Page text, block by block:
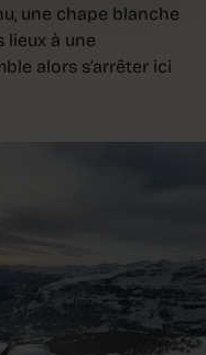
une chape blanche
à une
alors s’arrêter ici